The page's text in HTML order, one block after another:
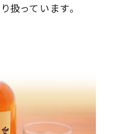
扱っています。